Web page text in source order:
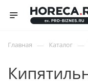
Главная — Каталог —